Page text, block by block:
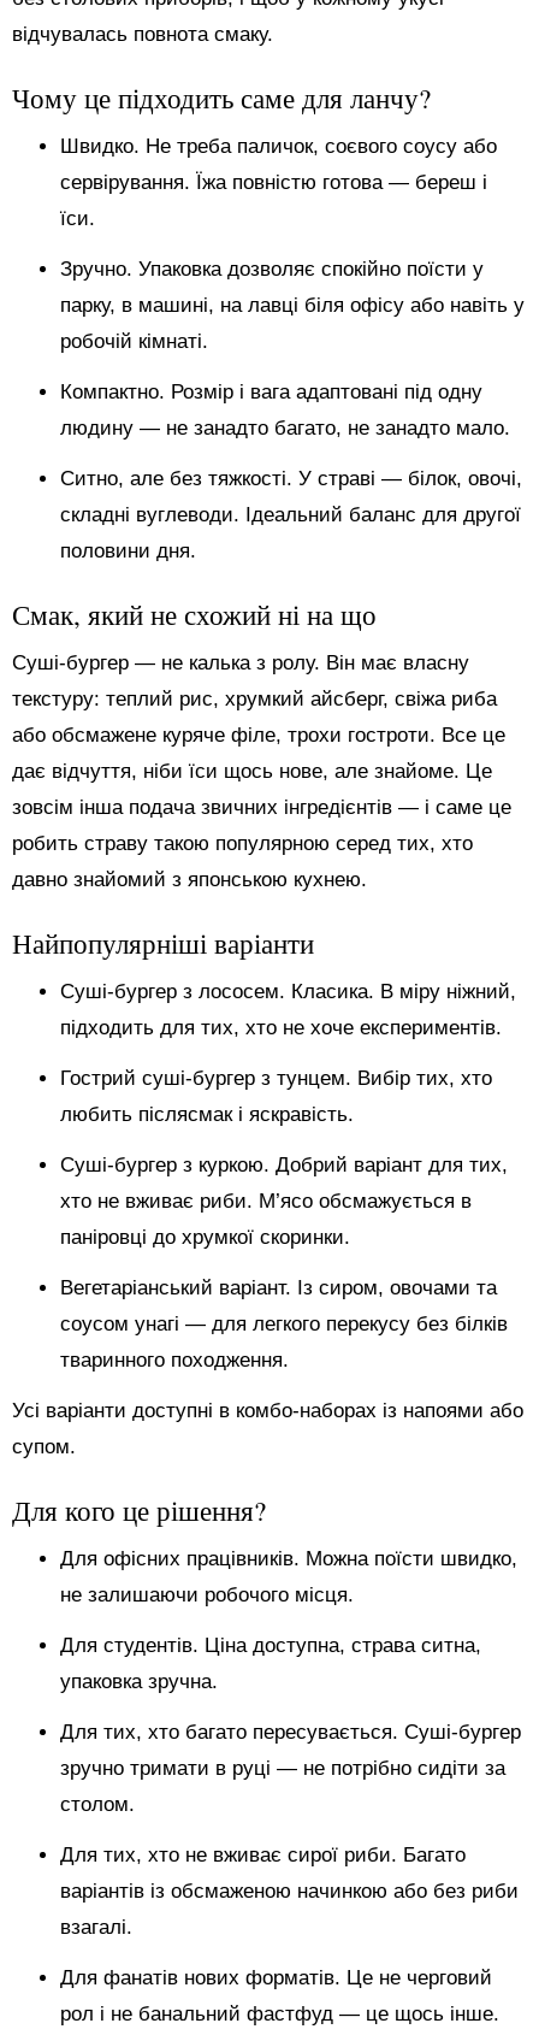
відчувалась повнота смаку.
Чому це підходить саме для ланчу?
Швидко. Не треба паличок, соєвого соусу або
сервірування. Їжа повністю готова — береш і
їси.
Зручно. Упаковка дозволяє спокійно поїсти у
парку, в машині, на лавці біля офісу або навіть у
робочій кімнаті.
Компактно. Розмір і вага адаптовані під одну
людину — не занадто багато, не занадто мало.
Ситно, але без тяжкості. У страві — білок, овочі,
складні вуглеводи. Ідеальний баланс для другої
половини дня.
Смак, який не схожий ні на що
Суші-бургер — не калька з ролу. Він має власну
текстуру: теплий рис, хрумкий айсберг, свіжа риба
або обсмажене куряче філе, трохи гостроти. Все це
дає відчуття, ніби їси щось нове, але знайоме. Це
зовсім інша подача звичних інгредієнтів — і саме це
робить страву такою популярною серед тих, хто
давно знайомий з японською кухнею.
Найпопулярніші варіанти
Суші-бургер з лососем. Класика. В міру ніжний,
підходить для тих, хто не хоче експериментів.
Гострий суші-бургер з тунцем. Вибір тих, хто
любить післясмак і яскравість.
Суші-бургер з куркою. Добрий варіант для тих,
хто не вживає риби. М’ясо обсмажується в
паніровці до хрумкої скоринки.
Вегетаріанський варіант. Із сиром, овочами та
соусом унагі — для легкого перекусу без білків
тваринного походження.
Усі варіанти доступні в комбо-наборах із напоями або
супом.
Для кого це рішення?
Для офісних працівників. Можна поїсти швидко,
не залишаючи робочого місця.
Для студентів. Ціна доступна, страва ситна,
упаковка зручна.
Для тих, хто багато пересувається. Суші-бургер
зручно тримати в руці — не потрібно сидіти за
столом.
Для тих, хто не вживає сирої риби. Багато
варіантів із обсмаженою начинкою або без риби
взагалі.
Для фанатів нових форматів. Це не черговий
рол і не банальний фастфуд — це щось інше.